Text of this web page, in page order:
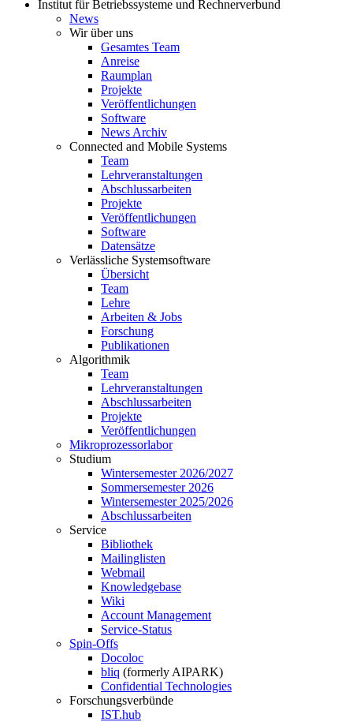
Institut für Betriebssysteme und Rechnerverbund
News
Wir über uns
Gesamtes Team
Anreise
Raumplan
Projekte
Veröffentlichungen
Software
News Archiv
Connected and Mobile Systems
Team
Lehrveranstaltungen
Abschlussarbeiten
Projekte
Veröffentlichungen
Software
Datensätze
Verlässliche Systemsoftware
Übersicht
Team
Lehre
Arbeiten & Jobs
Forschung
Publikationen
Algorithmik
Team
Lehrveranstaltungen
Abschlussarbeiten
Projekte
Veröffentlichungen
Mikroprozessorlabor
Studium
Wintersemester 2026/2027
Sommersemester 2026
Wintersemester 2025/2026
Abschlussarbeiten
Service
Bibliothek
Mailinglisten
Webmail
Knowledgebase
Wiki
Account Management
Service-Status
Spin-Offs
Docoloc
bliq (formerly AIPARK)
Confidential Technologies
Forschungsverbünde
IST.hub